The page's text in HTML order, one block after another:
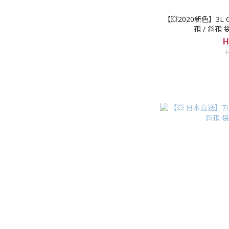
【💥2020新色】3L
孭 / 斜孭